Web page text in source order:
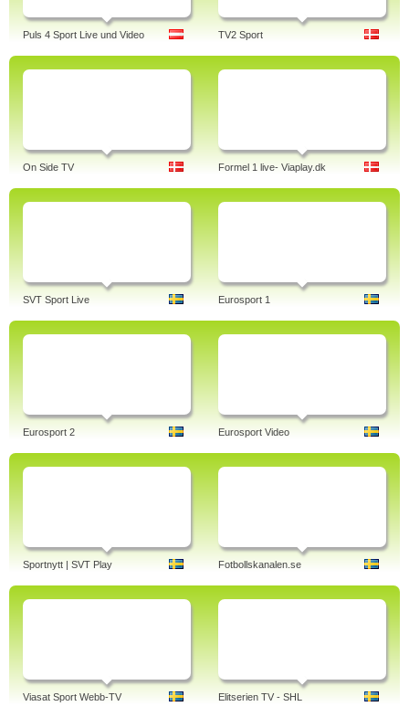
Puls 4 Sport Live und Video TV2 Sport
On Side TV Formel 1 live- Viaplay.dk
SVT Sport Live Eurosport 1
Eurosport 2 Eurosport Video
Sportnytt | SVT Play Fotbollskanalen.se
Viasat Sport Webb-TV Elitserien TV - SHL